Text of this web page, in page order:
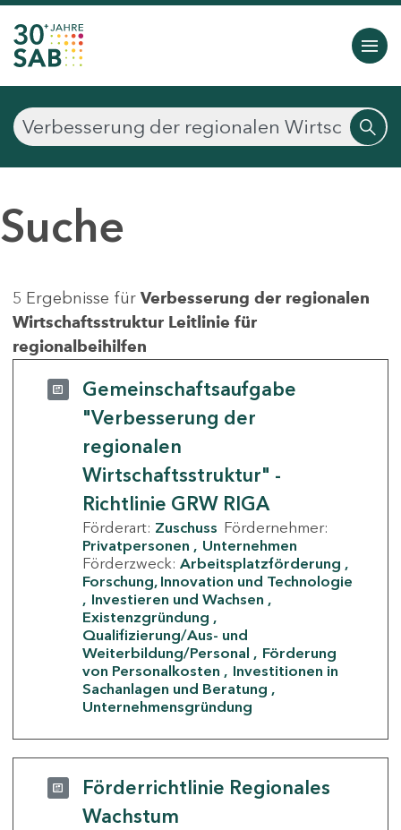
Suche
5 Ergebnisse für Verbesserung der regionalen
Wirtschaftsstruktur Leitlinie für
regionalbeihilfen
Gemeinschaftsaufgabe
"Verbesserung der
regionalen
Wirtschaftsstruktur" -
Richtlinie GRW RIGA
Förderart: Zuschuss Fördernehmer:
Privatpersonen
Unternehmen
Förderzweck: Arbeitsplatzförderung
Forschung, Innovation und Technologie
Investieren und Wachsen
Existenzgründung
Qualifizierung/Aus- und
Weiterbildung/Personal
Förderung
von Personalkosten
Investitionen in
Sachanlagen und Beratung
Unternehmensgründung
Förderrichtlinie Regionales
Wachstum